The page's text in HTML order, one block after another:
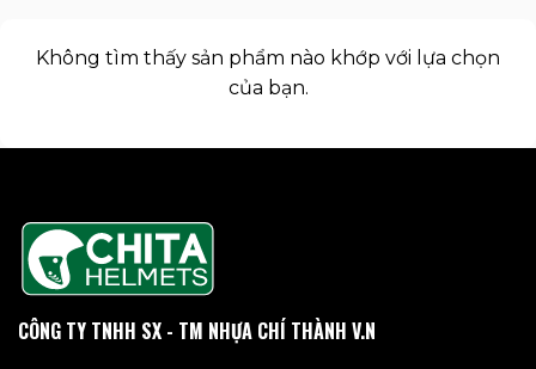
Không tìm thấy sản phẩm nào khớp với lựa chọn
của bạn.
CÔNG TY TNHH SX - TM NHỰA CHÍ THÀNH V.N